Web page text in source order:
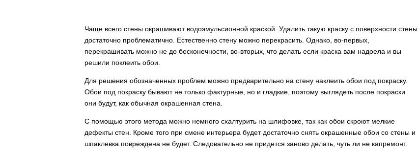
Чаще всего стены окрашивают водоэмульсионной краской. Удалить такую краску с поверхности стены
достаточно проблематично. Естественно стену можно перекрасить. Однако, во-первых,
перекрашивать можно не до бесконечности, во-вторых, что делать если краска вам надоела и вы
решили поклеить обои.
Для решения обозначенных проблем можно предварительно на стену наклеить обои под покраску.
Обои под покраску бывают не только фактурные, но и гладкие, поэтому выглядеть после покраски
они будут, как обычная окрашенная стена.
С помощью этого метода можно немного схалтурить на шлифовке, так как обои скроют мелкие
дефекты стен. Кроме того при смене интерьера будет достаточно снять окрашенные обои со стены и
шпаклевка повреждена не будет. Следовательно не придется заново делать, чуть ли не капремонт.